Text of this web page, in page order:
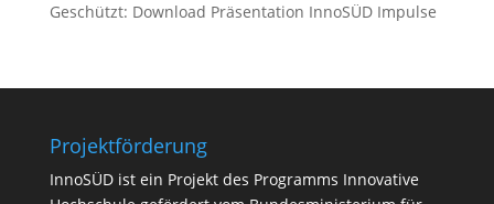
Geschützt: Download Präsentation InnoSÜD Impulse
Projektförderung
InnoSÜD ist ein Projekt des Programms Innovative